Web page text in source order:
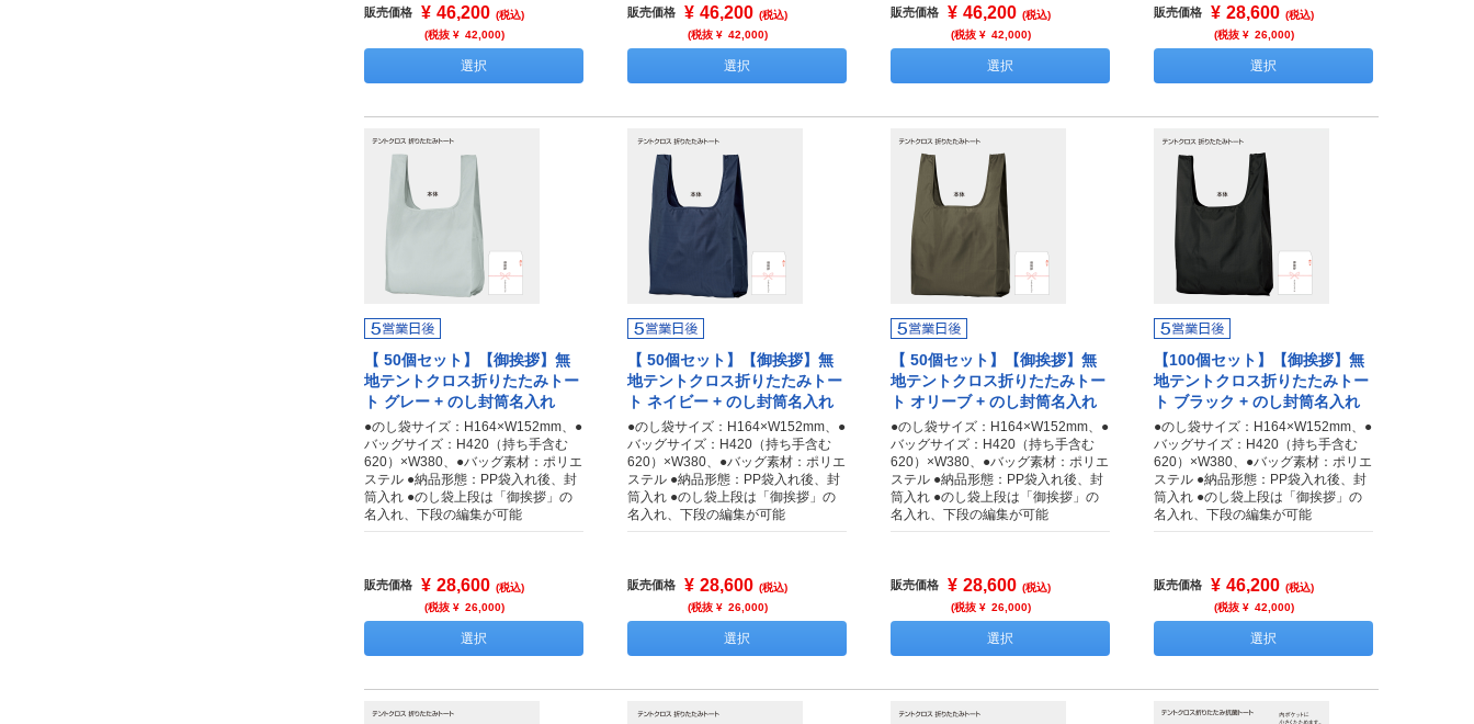
販売価格 ¥ 46,200 (税込)
(税抜 ¥ 42,000)
選択
販売価格 ¥ 46,200 (税込)
(税抜 ¥ 42,000)
選択
販売価格 ¥ 46,200 (税込)
(税抜 ¥ 42,000)
選択
販売価格 ¥ 28,600 (税込)
(税抜 ¥ 26,000)
選択
【 50個セット】【御挨拶】無
地テントクロス折りたたみトー
ト グレー + のし封筒名入れ
●のし袋サイズ：H164×W152mm、●
バッグサイズ：H420（持ち手含む
620）×W380、●バッグ素材：ポリエ
ステル ●納品形態：PP袋入れ後、封
筒入れ ●のし袋上段は「御挨拶」の
名入れ、下段の編集が可能
販売価格 ¥ 28,600 (税込)
(税抜 ¥ 26,000)
選択
【 50個セット】【御挨拶】無
地テントクロス折りたたみトー
ト ネイビー + のし封筒名入れ
●のし袋サイズ：H164×W152mm、●
バッグサイズ：H420（持ち手含む
620）×W380、●バッグ素材：ポリエ
ステル ●納品形態：PP袋入れ後、封
筒入れ ●のし袋上段は「御挨拶」の
名入れ、下段の編集が可能
販売価格 ¥ 28,600 (税込)
(税抜 ¥ 26,000)
選択
【 50個セット】【御挨拶】無
地テントクロス折りたたみトー
ト オリーブ + のし封筒名入れ
●のし袋サイズ：H164×W152mm、●
バッグサイズ：H420（持ち手含む
620）×W380、●バッグ素材：ポリエ
ステル ●納品形態：PP袋入れ後、封
筒入れ ●のし袋上段は「御挨拶」の
名入れ、下段の編集が可能
販売価格 ¥ 28,600 (税込)
(税抜 ¥ 26,000)
選択
【100個セット】【御挨拶】無
地テントクロス折りたたみトー
ト ブラック + のし封筒名入れ
●のし袋サイズ：H164×W152mm、●
バッグサイズ：H420（持ち手含む
620）×W380、●バッグ素材：ポリエ
ステル ●納品形態：PP袋入れ後、封
筒入れ ●のし袋上段は「御挨拶」の
名入れ、下段の編集が可能
販売価格 ¥ 46,200 (税込)
(税抜 ¥ 42,000)
選択